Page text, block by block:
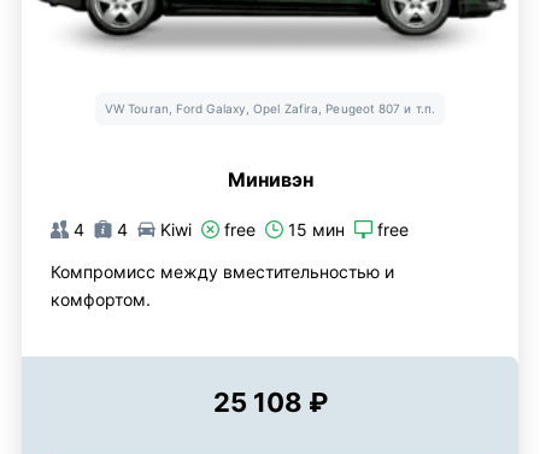
VW Touran, Ford Galaxy, Opel Zafira, Peugeot 807 и т.п.
Минивэн
4 4 Kiwi free 15 мин free
Компромисс между вместительностью и
комфортом.
25 108 ₽